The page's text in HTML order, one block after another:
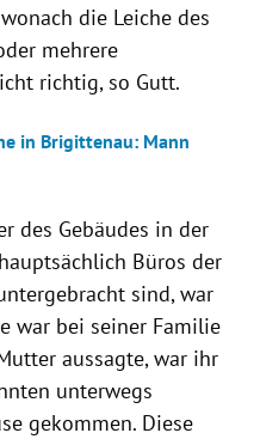
die Leiche des
mehrere
richtig, so Gutt.
in Brigittenau: Mann
des Gebäudes in der
Büros der
sind, war
war bei seiner Familie
aussagte, war ihr
unterwegs
gekommen. Diese